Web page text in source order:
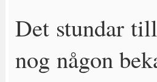
Det stundar
nog någon